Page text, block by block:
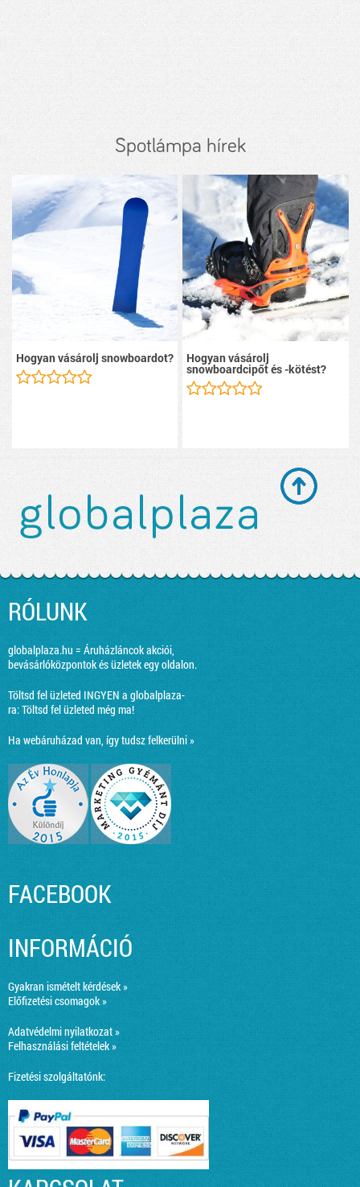
Spotlámpa hírek
Hogyan vásárolj snowboardot? Hogyan vásárolj
snowboardcipőt és -kötést?
RÓLUNK
globalplaza.hu = Áruházláncok akciói,
bevásárlóközpontok és üzletek egy oldalon.
Töltsd fel üzleted INGYEN a globalplaza-
ra:Töltsd fel üzleted még ma!
Ha webáruházad van, így tudsz felkerülni »
FACEBOOK
INFORMÁCIÓ
Gyakran ismételt kérdések »
Előfizetési csomagok »
Adatvédelmi nyilatkozat »
Felhasználási feltételek »
Fizetési szolgáltatónk: